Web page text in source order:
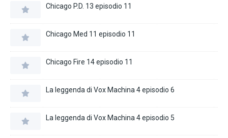
Chicago P.D. 13 episodio 11
Chicago Med 11 episodio 11
Chicago Fire 14 episodio 11
La leggenda di Vox Machina 4 episodio 6
La leggenda di Vox Machina 4 episodio 5